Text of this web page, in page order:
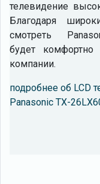
телевидение
Благодаря
смотреть
будет
компании.
подробнее об LCD
Panasonic TX-